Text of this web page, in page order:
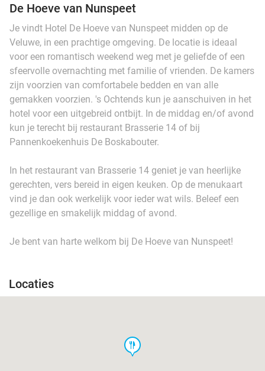
De Hoeve van Nunspeet
Je vindt Hotel De Hoeve van Nunspeet midden op de
Veluwe, in een prachtige omgeving. De locatie is ideaal
voor een romantisch weekend weg met je geliefde of een
sfeervolle overnachting met familie of vrienden. De kamers
zijn voorzien van comfortabele bedden en van alle
gemakken voorzien. 's Ochtends kun je aanschuiven in het
hotel voor een uitgebreid ontbijt. In de middag en/of avond
kun je terecht bij restaurant Brasserie 14 of bij
Pannenkoekenhuis De Boskabouter.
In het restaurant van Brasserie 14 geniet je van heerlijke
gerechten, vers bereid in eigen keuken. Op de menukaart
vind je dan ook werkelijk voor ieder wat wils. Beleef een
gezellige en smakelijk middag of avond.
Je bent van harte welkom bij De Hoeve van Nunspeet!
Locaties
food